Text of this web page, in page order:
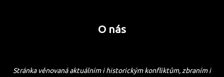
O nás
Stránka věnovaná aktuálním i historickým konfliktům, zbraním i